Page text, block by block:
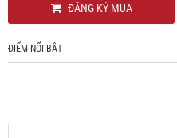
ĐĂNG KÝ MUA
ĐIỂM NỔI BẬT